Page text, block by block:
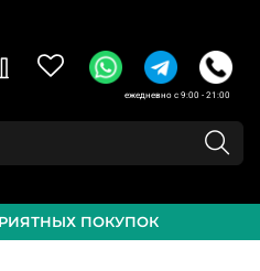
ежедневно с 9:00 - 21:00
ПОКУПОК